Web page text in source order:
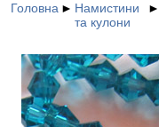
Головна ► Намистини
та кулони
►